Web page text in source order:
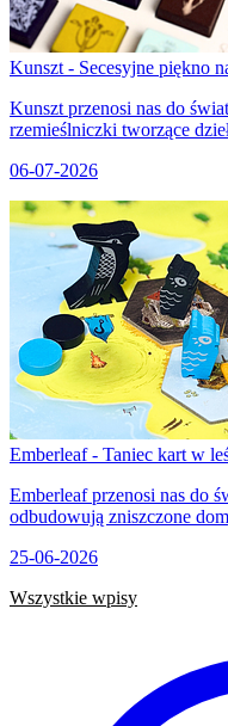
Kunszt - Secesyjne piękno
Kunszt przenosi nas do
rzemieślniczki tworzące
06-07-2026
Emberleaf - Taniec kart w
Emberleaf przenosi nas do
odbudowują zniszczone
25-06-2026
Wszystkie wpisy